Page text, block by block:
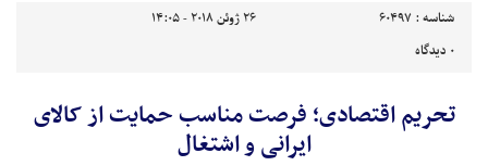
شناسه : 60497
26 ژوئن 2018 - 14:05
0 دیدگاه
تحریم اقتصادی؛ فرصت مناسب حمایت از کالای
ایرانی و اشتغال